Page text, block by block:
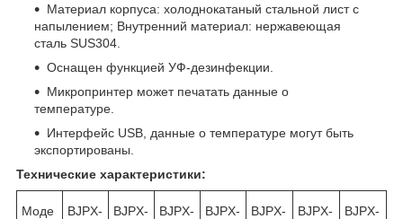
Материал корпуса: холоднокатаный стальной лист с
напылением; Внутренний материал: нержавеющая
сталь SUS304.
Оснащен функцией УФ-дезинфекции.
Микропринтер может печатать данные о
температуре.
Интерфейс USB, данные о температуре могут быть
экспортированы.
Технические характеристики:
Моде
BJPX-
BJPX-
BJPX-
BJPX-
BJPX-
BJPX-
BJPX-